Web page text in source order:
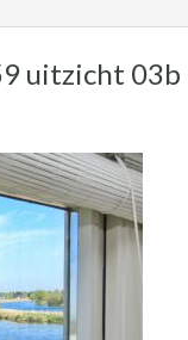
uitzicht 03b